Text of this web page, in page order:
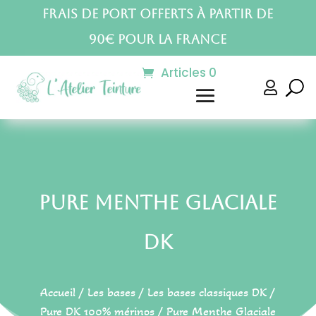
Frais de port offerts à partir de
90€ pour la France
Articles 0

Pure Menthe Glaciale
DK
Accueil / Les bases / Les bases classiques DK /
Pure DK 100% mérinos/ Pure Menthe Glaciale